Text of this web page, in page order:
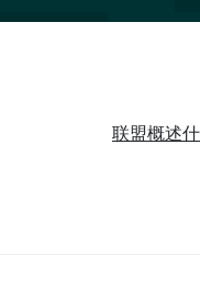
联盟概述